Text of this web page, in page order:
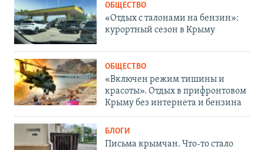
ОБЩЕСТВО
«Отдых с талонами на бензин»:
курортный сезон в Крыму
ОБЩЕСТВО
«Включен режим тишины и
красоты». Отдых в прифронтовом
Крыму без интернета и бензина
БЛОГИ
Письма крымчан. Что-то стало